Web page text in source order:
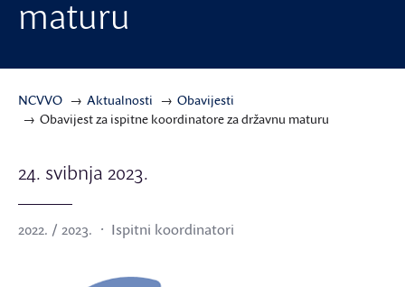
maturu
NCVVO Aktualnosti
Obavijesti
Obavijest za ispitne koordinatore za državnu maturu
24. svibnja 2023.
2022. / 2023. Ispitni koordinatori